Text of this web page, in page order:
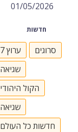
01/05/2026
חדשות
ערוץ 7
סרוגים
שגיאה
הקול היהודי
שגיאה
חדשות כל העולם